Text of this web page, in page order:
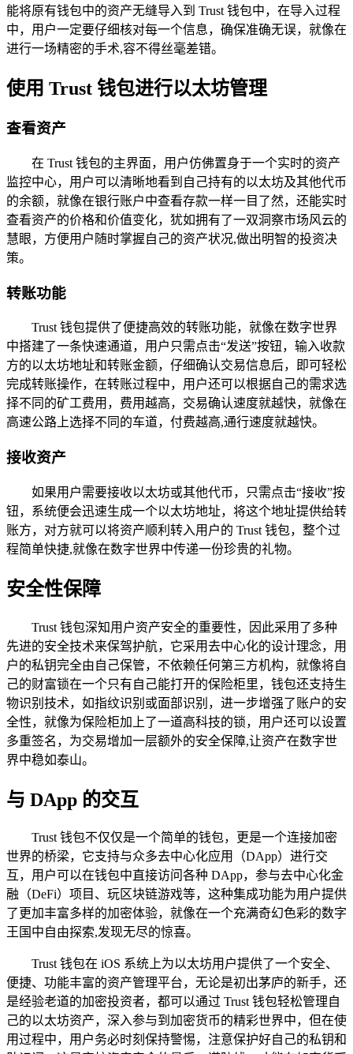
能将原有钱包中的资产无缝导入到 Trust 钱包中，在导入过程
中，用户一定要仔细核对每一个信息，确保准确无误，就像在
进行一场精密的手术,容不得丝毫差错。
使用 Trust 钱包进行以太坊管理
查看资产
在 Trust 钱包的主界面，用户仿佛置身于一个实时的资产
监控中心，用户可以清晰地看到自己持有的以太坊及其他代币
的余额，就像在银行账户中查看存款一样一目了然，还能实时
查看资产的价格和价值变化，犹如拥有了一双洞察市场风云的
慧眼，方便用户随时掌握自己的资产状况,做出明智的投资决
策。
转账功能
Trust 钱包提供了便捷高效的转账功能，就像在数字世界
中搭建了一条快速通道，用户只需点击“发送”按钮，输入收款
方的以太坊地址和转账金额，仔细确认交易信息后，即可轻松
完成转账操作，在转账过程中，用户还可以根据自己的需求选
择不同的矿工费用，费用越高，交易确认速度就越快，就像在
高速公路上选择不同的车道，付费越高,通行速度就越快。
接收资产
如果用户需要接收以太坊或其他代币，只需点击“接收”按
钮，系统便会迅速生成一个以太坊地址，将这个地址提供给转
账方，对方就可以将资产顺利转入用户的 Trust 钱包，整个过
程简单快捷,就像在数字世界中传递一份珍贵的礼物。
安全性保障
Trust 钱包深知用户资产安全的重要性，因此采用了多种
先进的安全技术来保驾护航，它采用去中心化的设计理念，用
户的私钥完全由自己保管，不依赖任何第三方机构，就像将自
己的财富锁在一个只有自己能打开的保险柜里，钱包还支持生
物识别技术，如指纹识别或面部识别，进一步增强了账户的安
全性，就像为保险柜加上了一道高科技的锁，用户还可以设置
多重签名，为交易增加一层额外的安全保障,让资产在数字世
界中稳如泰山。
与 DApp 的交互
Trust 钱包不仅仅是一个简单的钱包，更是一个连接加密
世界的桥梁，它支持与众多去中心化应用（DApp）进行交
互，用户可以在钱包中直接访问各种 DApp，参与去中心化金
融（DeFi）项目、玩区块链游戏等，这种集成功能为用户提供
了更加丰富多样的加密体验，就像在一个充满奇幻色彩的数字
王国中自由探索,发现无尽的惊喜。
Trust 钱包在 iOS 系统上为以太坊用户提供了一个安全、
便捷、功能丰富的资产管理平台，无论是初出茅庐的新手，还
是经验老道的加密投资者，都可以通过 Trust 钱包轻松管理自
己的以太坊资产，深入参与到加密货币的精彩世界中，但在使
用过程中，用户务必时刻保持警惕，注意保护好自己的私钥和